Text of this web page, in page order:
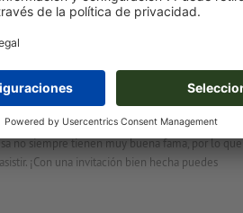
navideñas
no siempre tienen muy buena fama, por lo que
¡Con una invitación bien hecha puedes